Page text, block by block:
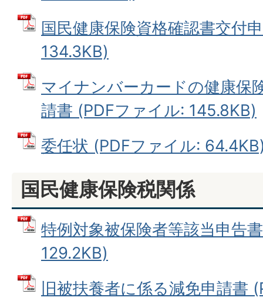
国民健康保険資格確認書交付
134.3KB)
マイナンバーカードの健康保
請書 (PDFファイル: 145.8KB)
委任状 (PDFファイル:
国民健康保険税関係
特例対象被保険者等該当申告
129.2KB)
旧被扶養者に係る減免申請書